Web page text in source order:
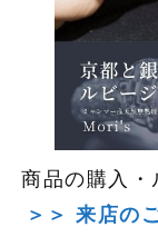
商品の購入・
＞＞ 来店の